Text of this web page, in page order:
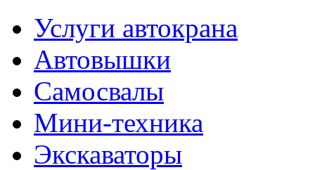
Услуги автокрана
Автовышки
Самосвалы
Мини-техника
Экскаваторы